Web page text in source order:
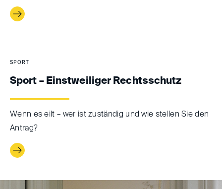
SPORT
Sport – Einstweiliger Rechtsschutz
Wenn es eilt – wer ist zuständig und wie stellen Sie den
Antrag?